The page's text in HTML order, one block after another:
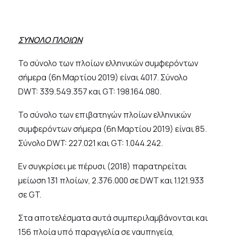
ΣΥΝΟΛΟ ΠΛΟΙΩΝ
Το σύνολο των πλοίων ελληνικών συμφερόντων
σήμερα (6η Μαρτίου 2019) είναι 4017. Σύνολο
DWT: 339.549.357 και GT: 198.164.080.
Το σύνολο των επιβατηγών πλοίων ελληνικών
συμφερόντων σήμερα (6η Μαρτίου 2019) είναι 85.
Σύνολο DWT: 227.021 και GT: 1.044.242.
Εν συγκρίσει με πέρυσι (2018) παρατηρείται
μείωση 131 πλοίων, 2.376.000 σε DWT και 1.121.933
σε GT.
Στα αποτελέσματα αυτά συμπεριλαμβάνονται και
156 πλοία υπό παραγγελία σε ναυπηγεία,